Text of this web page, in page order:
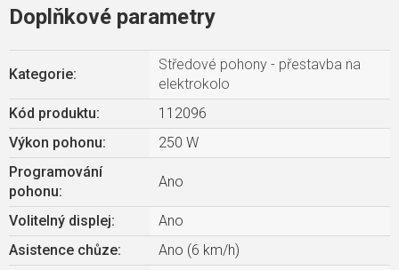
Doplňkové parametry
Kategorie:
Středové pohony - přestavba na
elektrokolo
Kód produktu:
112096
Výkon pohonu:
250 W
Programování
pohonu:
Ano
Volitelný displej:
Ano
Asistence chůze:
Ano (6 km/h)